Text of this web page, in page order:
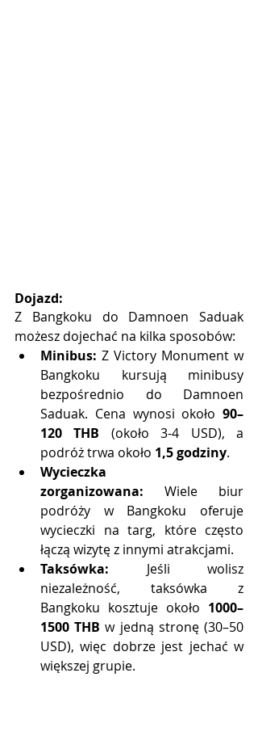
Dojazd:
Z Bangkoku do Damnoen Saduak
możesz dojechać na kilka sposobów:
Minibus: Z Victory Monument w
Bangkoku kursują minibusy
bezpośrednio do Damnoen
Saduak. Cena wynosi około 90–
120 THB (około 3-4 USD), a
podróż trwa około 1,5 godziny.
Wycieczka
zorganizowana: Wiele biur
podróży w Bangkoku oferuje
wycieczki na targ, które często
łączą wizytę z innymi atrakcjami.
Taksówka: Jeśli wolisz
niezależność, taksówka z
Bangkoku kosztuje około 1000–
1500 THB w jedną stronę (30–50
USD), więc dobrze jest jechać w
większej grupie.